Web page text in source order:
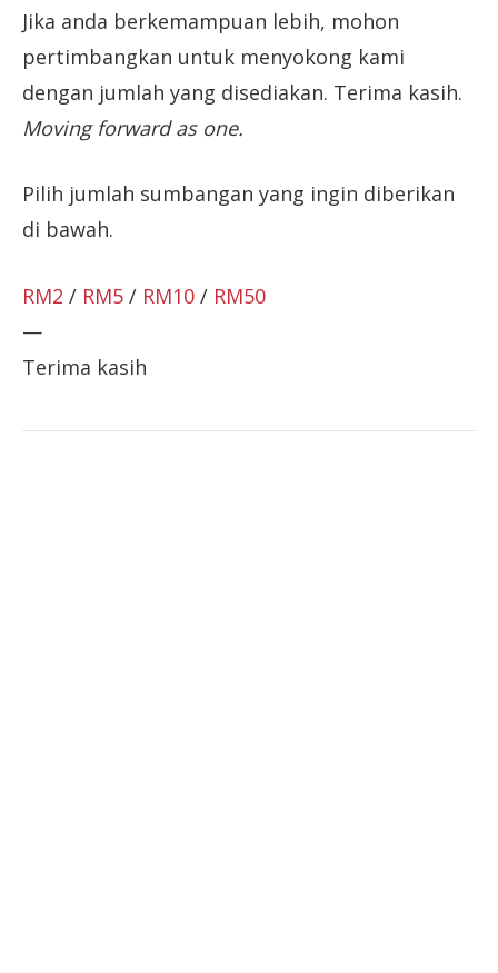
Jika anda berkemampuan lebih, mohon
pertimbangkan untuk menyokong kami
dengan jumlah yang disediakan. Terima kasih.
Moving forward as one.
Pilih jumlah sumbangan yang ingin diberikan
di bawah.
RM2 / RM5 / RM10 / RM50
—
Terima kasih